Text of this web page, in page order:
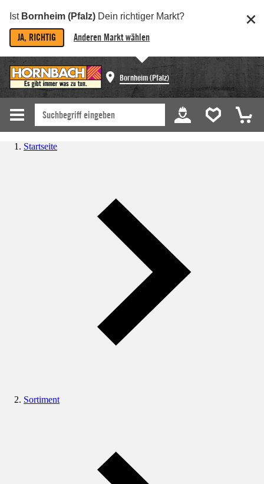
Ist Bornheim (Pfalz) Dein richtiger Markt?
JA, RICHTIG Anderen Markt wählen
Bornheim (Pfalz)
Startseite
Sortiment